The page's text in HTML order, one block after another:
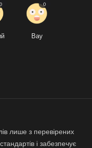
0
Вау
0
лише з перевірених
і забезпечує